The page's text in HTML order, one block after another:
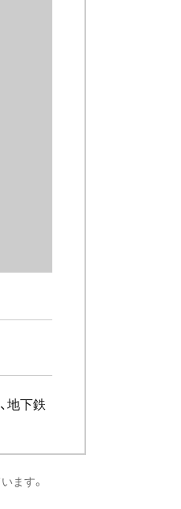
地下鉄
ます。